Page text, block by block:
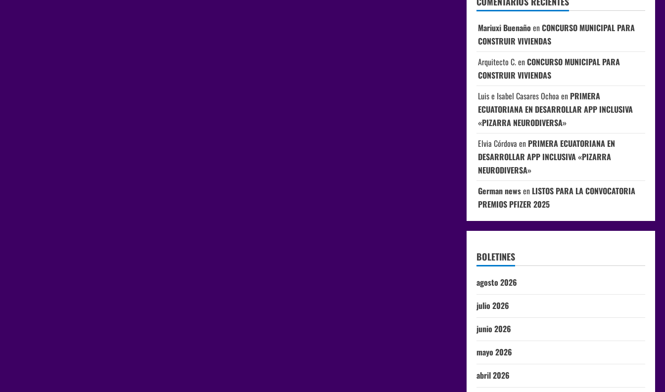
Mariuxi Buenaño enCONCURSO MUNICIPAL PARA
CONSTRUIR VIVIENDAS
Arquitecto C.enCONCURSO MUNICIPAL PARA
CONSTRUIR VIVIENDAS
Luis e Isabel Casares Ochoa en PRIMERA
ECUATORIANA EN DESARROLLAR APP INCLUSIVA
«PIZARRA NEURODIVERSA»
Elvia Córdova en PRIMERA ECUATORIANA EN
DESARROLLAR APP INCLUSIVA «PIZARRA
NEURODIVERSA»
German newsen LISTOS PARA LA CONVOCATORIA
PREMIOS PFIZER 2025
BOLETINES
agosto 2026
julio 2026
junio 2026
mayo 2026
abril 2026